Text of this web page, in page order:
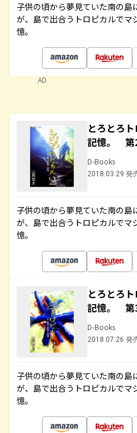
子供の頃から夢見ていた南の
が、島で出合うトロピカルでマ
憶。
AD
とろとろ
記憶。 第
D-Books
2018.03.29 発
子供の頃から夢見ていた南の
が、島で出合うトロピカルでマ
憶。
とろとろ
記憶。 第
D-Books
2018.07.26 発
子供の頃から夢見ていた南の
が、島で出合うトロピカルでマ
憶。